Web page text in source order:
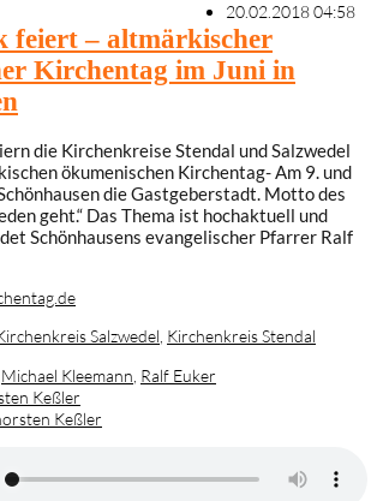
20.02.2018 04:58
feiert – altmärkischer
Kirchentag im Juni in
die Kirchenkreise Stendal und Salzwedel
ökumenischen Kirchentag- Am 9. und
die Gastgeberstadt. Motto des
geht.“ Das Thema ist hochaktuell und
Schönhausens evangelischer Pfarrer Ralf
Salzwedel, Kirchenkreis Stendal
Michael Kleemann Ralf Euker
Keßler
Keßler